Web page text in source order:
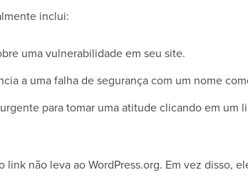
inclui:
uma vulnerabilidade em seu site.
a uma falha de segurança com um nome
para tomar uma atitude clicando em um
link não leva ao WordPress.org. Em vez disso,